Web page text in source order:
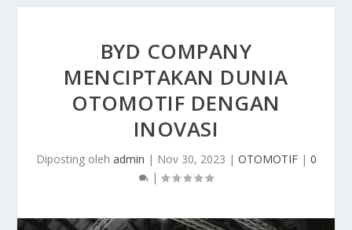
BYD COMPANY
MENCIPTAKAN DUNIA
OTOMOTIF DENGAN
INOVASI
Diposting oleh admin | Nov 30, 2023 | OTOMOTIF| 0
|